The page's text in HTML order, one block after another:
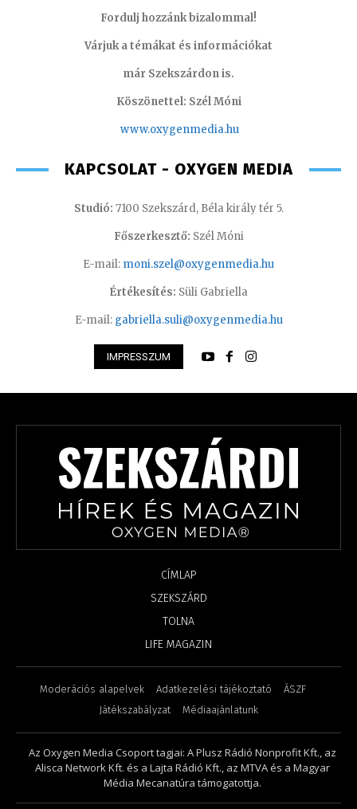
Fordulj hozzánk bizalommal!
Várjuk a témákat és információkat
már Szekszárdon is.
Köszönettel: Szél Móni
www.oxygenmedia.hu
KAPCSOLAT - OXYGEN MEDIA
Studió: 7100 Szekszárd, Béla király tér 5.
Főszerkesztő: Szél Móni
E-mail: moni.szel@oxygenmedia.hu
Értékesítés: Süli Gabriella
E-mail: gabriella.suli@oxygenmedia.hu
IMPRESSZUM
CÍMLAP
SZEKSZÁRD
TOLNA
LIFE MAGAZIN
Moderációs alapelvek Adatkezelési tájékoztató
ÁSZF
Játékszabályzat
Médiaajánlatunk
Az Oxygen Media Csoport tagjai: A Plusz Rádió Nonprofit Kft., az
Alisca Network Kft. és a Lajta Rádió Kft., az MTVA és a Magyar
Média Mecanatúra támogatottja.